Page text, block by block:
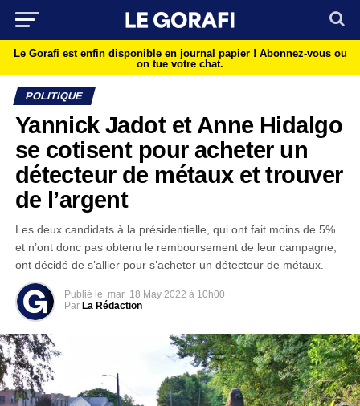
Le Gorafi est enfin disponible en journal papier ! Abonnez-vous ou
on tue votre chat.
POLITIQUE
Yannick Jadot et Anne Hidalgo
se cotisent pour acheter un
détecteur de métaux et trouver
de l’argent
Les deux candidats à la présidentielle, qui ont fait moins de 5%
et n’ont donc pas obtenu le remboursement de leur campagne,
ont décidé de s’allier pour s’acheter un détecteur de métaux.
Publié le mar 18 May 2022 à 10h00
Par La Rédaction